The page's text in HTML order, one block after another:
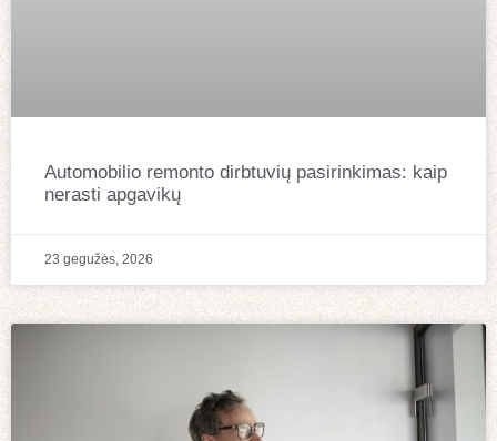
Automobilio remonto dirbtuvių pasirinkimas: kaip
nerasti apgavikų
23 gegužės, 2026